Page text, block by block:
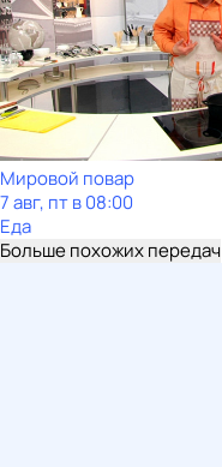
Мировой повар
7 авг, пт в 08:00
Еда
Больше похожих передач